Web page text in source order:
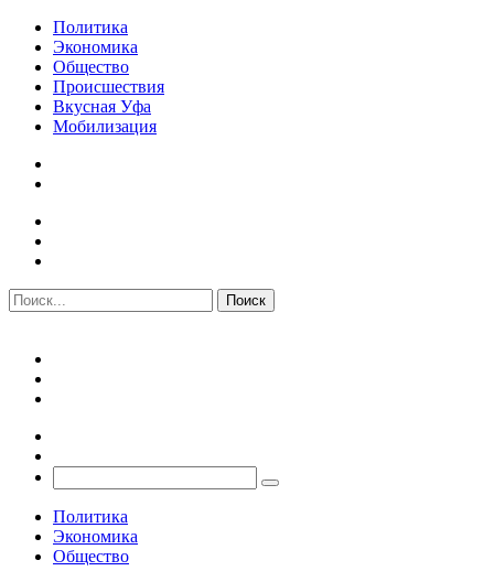
Политика
Экономика
Общество
Происшествия
Вкусная Уфа
Мобилизация
Политика
Экономика
Общество